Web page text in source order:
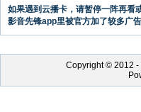
如果遇到云播卡，请暂停一阵再看
影音先锋app里被官方加了较多广
Copyright © 2012 -